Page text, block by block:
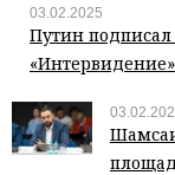
03.02.2025
Путин подписал